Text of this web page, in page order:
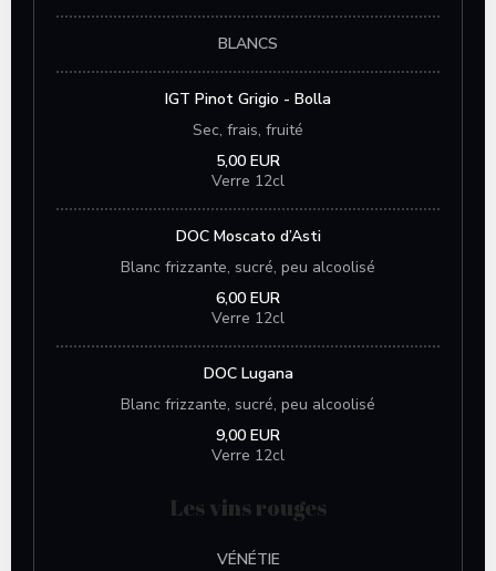
BLANCS
IGT Pinot Grigio - Bolla
Sec, frais, fruité
5,00 EUR
Verre 12cl
DOC Moscato d’Asti
Blanc frizzante, sucré, peu alcoolisé
6,00 EUR
Verre 12cl
DOC Lugana
Blanc frizzante, sucré, peu alcoolisé
9,00 EUR
Verre 12cl
Les vins rouges
VÉNÉTIE